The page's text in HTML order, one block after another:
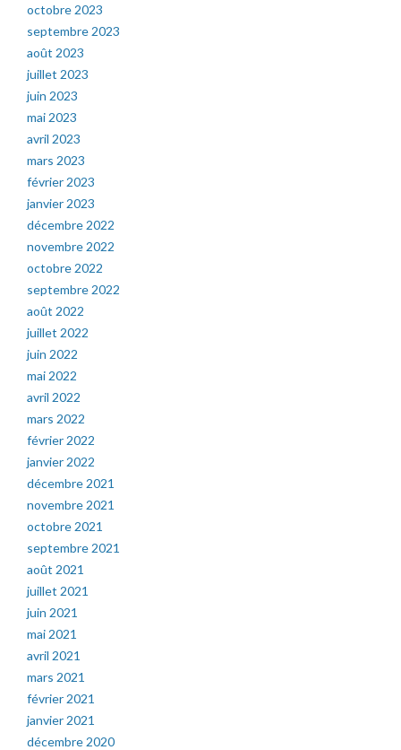
octobre 2023
septembre 2023
août 2023
juillet 2023
juin 2023
mai 2023
avril 2023
mars 2023
février 2023
janvier 2023
décembre 2022
novembre 2022
octobre 2022
septembre 2022
août 2022
juillet 2022
juin 2022
mai 2022
avril 2022
mars 2022
février 2022
janvier 2022
décembre 2021
novembre 2021
octobre 2021
septembre 2021
août 2021
juillet 2021
juin 2021
mai 2021
avril 2021
mars 2021
février 2021
janvier 2021
décembre 2020